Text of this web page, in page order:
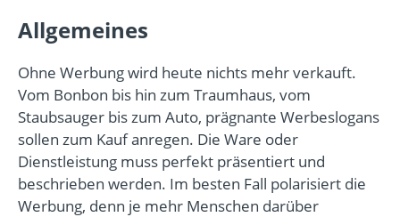
Allgemeines
Ohne Werbung wird heute nichts mehr verkauft.
Vom Bonbon bis hin zum Traumhaus, vom
Staubsauger bis zum Auto, prägnante Werbeslogans
sollen zum Kauf anregen. Die Ware oder
Dienstleistung muss perfekt präsentiert und
beschrieben werden. Im besten Fall polarisiert die
Werbung, denn je mehr Menschen darüber